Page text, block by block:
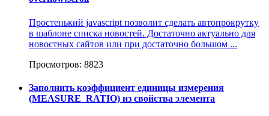
Простенький javascript позволит сделать автопрокрутку
в шаблоне списка новостей. Достаточно актуально для
новостных сайтов или при достаточно большом ...
Просмотров: 8823
Заполнить коэффициент единицы измерения
(MEASURE_RATIO) из свойства элемента